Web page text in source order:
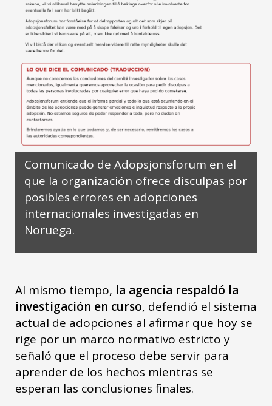
Comunicado de Adopsjonsforum en el
que la organización ofrece disculpas por
posibles errores en adopciones
internacionales investigadas en
Noruega.
Al mismo tiempo, la agencia respaldó la
investigación en curso, defendió el sistema
actual de adopciones al afirmar que hoy se
rige por un marco normativo estricto y
señaló que el proceso debe servir para
aprender de los hechos mientras se
esperan las conclusiones finales.